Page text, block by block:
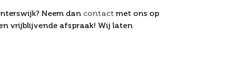
Neem dan contact met ons op
vrijblijvende afspraak! Wij laten